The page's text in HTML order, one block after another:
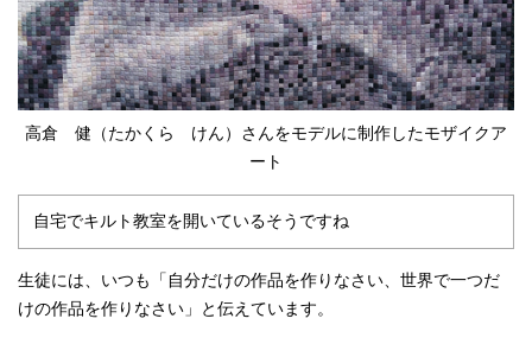
高倉 健（たかくら けん）さんをモデルに制作したモザイクア
ート
自宅でキルト教室を開いているそうですね
生徒には、いつも「自分だけの作品を作りなさい、世界で一つだ
けの作品を作りなさい」と伝えています。